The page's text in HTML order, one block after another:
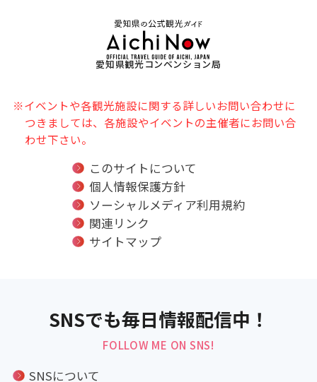
愛知県観光コンベンション局
※イベントや各観光施設に関する詳しいお問い合わせに
つきましては、各施設やイベントの主催者にお問い合
わせ下さい。
このサイトについて
個人情報保護方針
ソーシャルメディア利用規約
関連リンク
サイトマップ
SNSでも毎日情報配信中！
FOLLOW ME ON SNS!
SNSについて